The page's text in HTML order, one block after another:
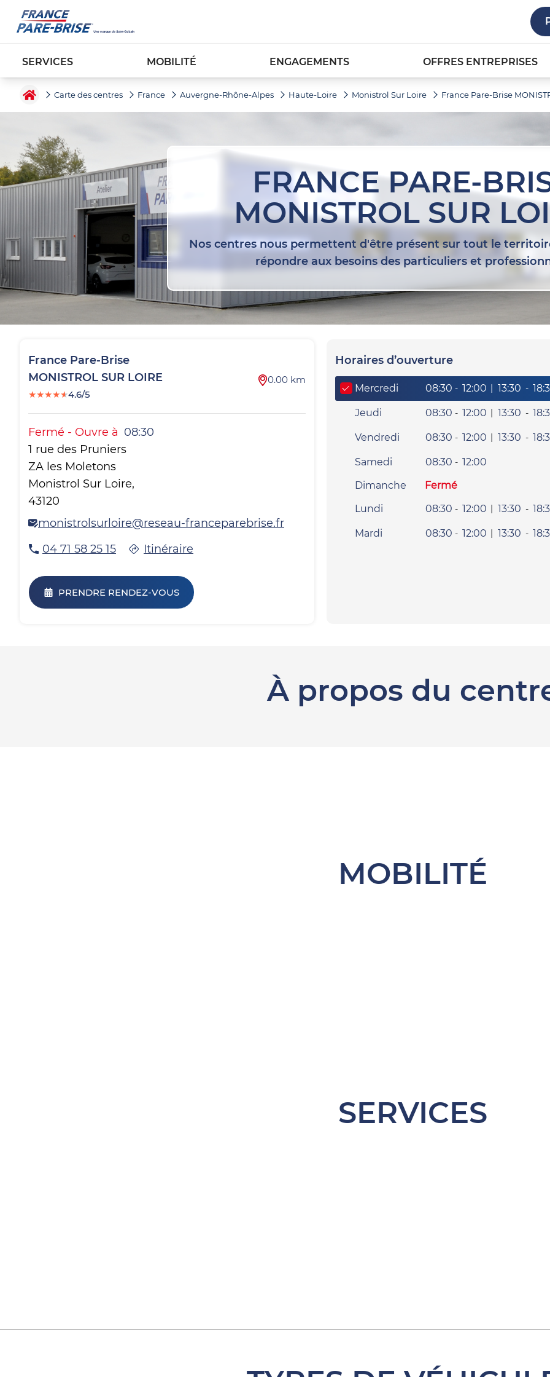
SERVICES MOBILITÉ ENGAGEMENTS OFFRES ENTREPRISES
Carte des centres France Auvergne-Rhône-Alpes Haute-Loire Monistrol Sur Loire France Pare-Brise
FRANCE PARE-
MONISTROL SUR
Nos centres nous permettent d'être présent sur tout le
répondre aux besoins des particuliers et
France Pare-Brise
MONISTROL SUR LOIRE
★★★★★4.6/5
0.00 km
Fermé - Ouvre à 08:30
1 rue des Pruniers
ZA les Moletons
Monistrol Sur Loire,
43120
monistrolsurloire@reseau-franceparebrise.fr
04 71 58 25 15
Itinéraire
PRENDRE RENDEZ-VOUS
Horaires d’ouverture
Giorno della settimana Heures
Mercredi 08:30 - 12:00 13:30 -
Jeudi 08:30 - 12:00 13:30 -
Vendredi 08:30 - 12:00 13:30 -
Samedi 08:30 - 12:00
Dimanche
Fermé
Lundi
08:30 - 12:00 13:30 -
Mardi 08:30 - 12:00 13:30 -
À propos du
MOBILITÉ
SERVICES